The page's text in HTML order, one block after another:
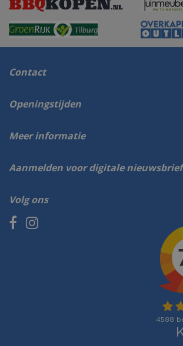
Contact
Volg ons
Openingstijden
Meer informatie
Aanmelden voor digitale nieuwsbrief